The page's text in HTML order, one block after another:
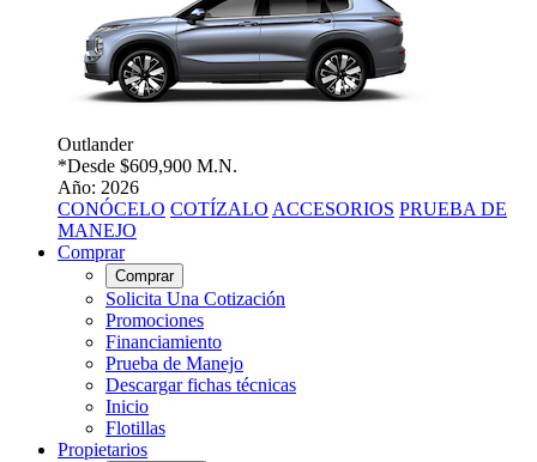
Outlander
*Desde $609,900 M.N.
Año: 2026
CONÓCELO COTÍZALO ACCESORIOS PRUEBA DE
MANEJO
Comprar
Comprar
Solicita Una Cotización
Promociones
Financiamiento
Prueba de Manejo
Descargar fichas técnicas
Inicio
Flotillas
Propietarios